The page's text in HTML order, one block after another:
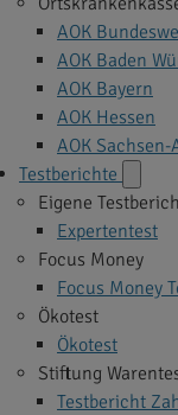
AOK
AOK Baden
AOK Bayern
AOK Hessen
AOK
Testberichte
Eigene
Expertentest
Focus Money
Focus Money
Ökotest
Ökotest
Stiftung
Testbericht